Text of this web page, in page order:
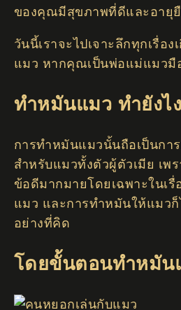
ของคุณมีสุขภาพที่ดีและอายุ
วันนี้เราจะไปเจาะลึกทุกเรื่อ
แมว หากคุณเป็นพ่อแม่แมวมื
ทำหมันแมว ทำยังไ
การทำหมันแมวนั้นถือเป็นกา
สำหรับแมวทั้งตัวผู้ตัวเมีย เพ
ข้อดีมากมายโดยเฉพาะในเ
แมว และการทำหมันให้แมวก็
อย่างที่คิด
โดยขั้นตอนทำหมัน